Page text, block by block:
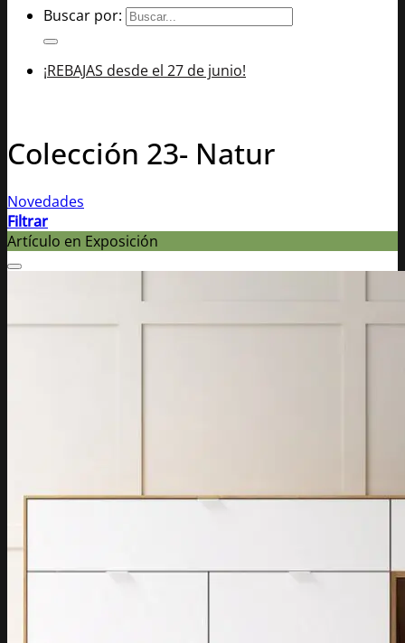
Buscar por:
¡REBAJAS desde el 27 de junio!
Colección 23- Natur
Novedades
Filtrar
Artículo en Exposición